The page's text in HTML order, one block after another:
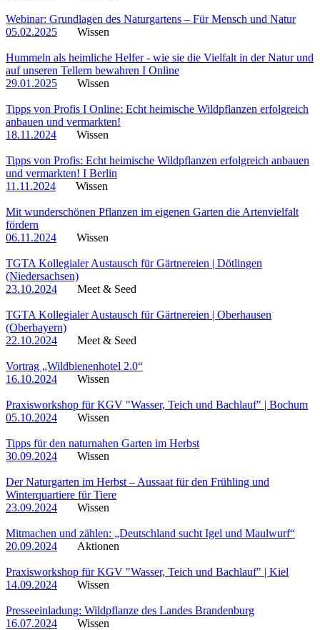
Webinar: Grundlagen des Naturgartens – Für Mensch und Natur
05.02.2025
Wissen
Hummeln als heimliche Helfer - wie sie die Vielfalt in der Natur und
auf unseren Tellern bewahren I Online
29.01.2025
Wissen
Tipps von Profis I Online: Echt heimische Wildpflanzen erfolgreich
anbauen und vermarkten!
18.11.2024
Wissen
Tipps von Profis: Echt heimische Wildpflanzen erfolgreich anbauen
und vermarkten! I Berlin
11.11.2024
Wissen
Mit wunderschönen Pflanzen im eigenen Garten die Artenvielfalt
fördern
06.11.2024
Wissen
TGTA Kollegialer Austausch für Gärtnereien | Dötlingen
(Niedersachsen)
23.10.2024
Meet & Seed
TGTA Kollegialer Austausch für Gärtnereien | Oberhausen
(Oberbayern)
22.10.2024
Meet & Seed
Vortrag „Wildbienenhotel 2.0“
16.10.2024
Wissen
Praxisworkshop für KGV "Wasser, Teich und Bachlauf" | Bochum
05.10.2024
Wissen
Tipps für den naturnahen Garten im Herbst
30.09.2024
Wissen
Der Naturgarten im Herbst – Aussaat für den Frühling und
Winterquartiere für Tiere
23.09.2024
Wissen
Mitmachen und zählen: „Deutschland sucht Igel und Maulwurf“
20.09.2024
Aktionen
Praxisworkshop für KGV "Wasser, Teich und Bachlauf" | Kiel
14.09.2024
Wissen
Presseeinladung: Wildpflanze des Landes Brandenburg
16.07.2024
Wissen